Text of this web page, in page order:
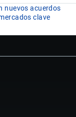
nuevos acuerdos
clave